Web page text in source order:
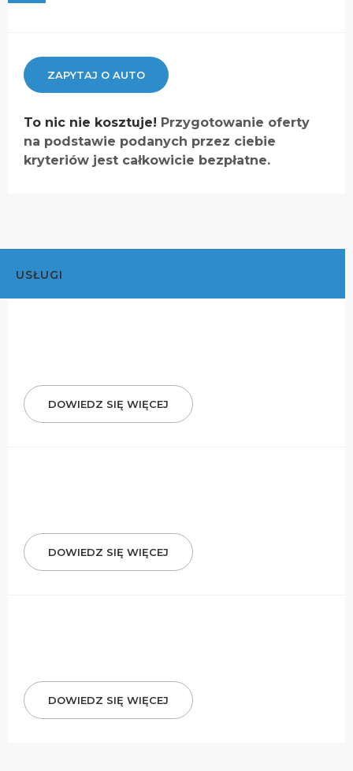
ZAPYTAJ O AUTO
To nic nie kosztuje! Przygotowanie oferty
na podstawie podanych przez ciebie
kryteriów jest całkowicie bezpłatne.
USŁUGI
DOWIEDZ SIĘ WIĘCEJ
DOWIEDZ SIĘ WIĘCEJ
DOWIEDZ SIĘ WIĘCEJ